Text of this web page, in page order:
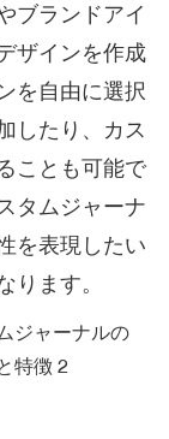
ブランドアイ
ザインを作成
を自由に選択
したり、カス
ことも可能で
タムジャーナ
を表現したい
ります。